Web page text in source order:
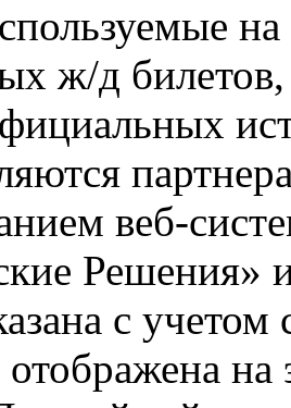
на
ж/д
веб-
с